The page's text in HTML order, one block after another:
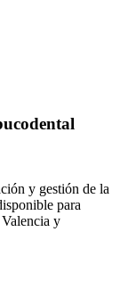
y gestión de la
para
y